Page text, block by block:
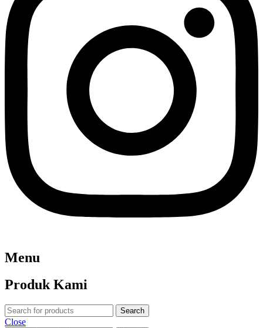
Menu
Produk Kami
Search
Close